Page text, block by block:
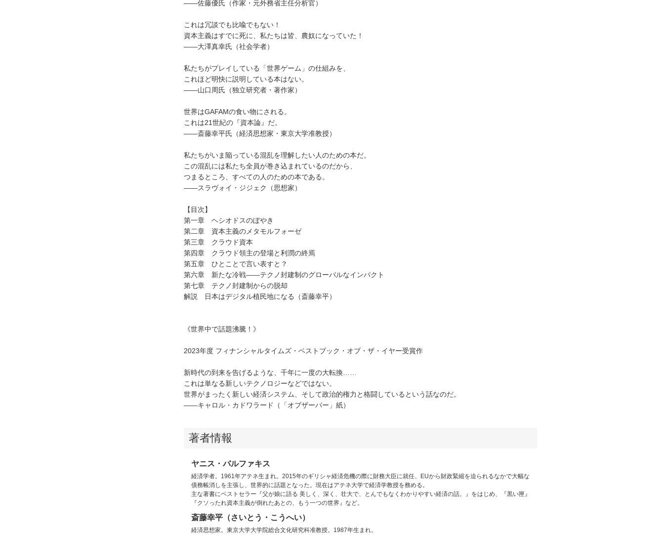
――佐藤優氏（作家・元外務省主任分析官）
これは冗談でも比喩でもない！
資本主義はすでに死に、私たちは皆、農奴になっていた！
――大澤真幸氏（社会学者）
私たちがプレイしている「世界ゲーム」の仕組みを、
これほど明快に説明している本はない。
――山口周氏（独立研究者・著作家）
世界はGAFAMの食い物にされる。
これは21世紀の『資本論』だ。
――斎藤幸平氏（経済思想家・東京大学准教授）
私たちがいま陥っている混乱を理解したい人のための本だ。
この混乱には私たち全員が巻き込まれているのだから、
つまるところ、すべての人のための本である。
――スラヴォイ・ジジェク（思想家）
【目次】
第一章 ヘシオドスのぼやき
第二章 資本主義のメタモルフォーゼ
第三章 クラウド資本
第四章 クラウド領主の登場と利潤の終焉
第五章 ひとことで言い表すと？
第六章 新たな冷戦――テクノ封建制のグローバルなインパクト
第七章 テクノ封建制からの脱却
解説 日本はデジタル植民地になる（斎藤幸平）
《世界中で話題沸騰！》
2023年度 フィナンシャルタイムズ・ベストブック・オブ・ザ・イヤー受賞作
新時代の到来を告げるような、千年に一度の大転換……
これは単なる新しいテクノロジーなどではない。
世界がまったく新しい経済システム、そして政治的権力と格闘しているという話なのだ。
――キャロル・カドワラード（「オブザーバー」紙）
著者情報
ヤニス・バルファキス
経済学者。1961年アテネ生まれ。2015年のギリシャ経済危機の際に財務大臣に就任、EUから財政緊縮を迫られるなかで大幅な
債務帳消しを主張し、世界的に話題となった。現在はアテネ大学で経済学教授を務める。
主な著書にベストセラー『父が娘に語る 美しく、深く、壮大で、とんでもなくわかりやすい経済の話。』をはじめ、『黒い匣』
『クソったれ資本主義が倒れたあとの、もう一つの世界』など。
斎藤幸平（さいとう・こうへい）
経済思想家。東京大学大学院総合文化研究科准教授。1987年生まれ。